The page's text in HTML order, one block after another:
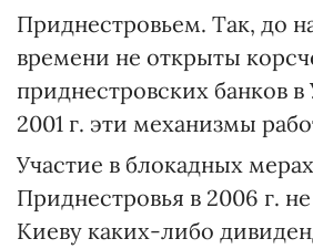
Приднестровьем. Так, до
времени не открыты
приднестровских банков в
2001 г. эти механизмы
Участие в блокадных
Приднестровья в 2006 г.
Киеву каких-либо